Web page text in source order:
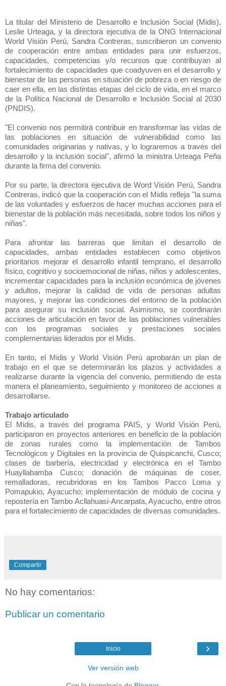
La titular del Ministerio de Desarrollo e Inclusión Social (Midis),
Leslie Urteaga, y la directora ejecutiva de la ONG Internacional
World Visión Perú, Sandra Contreras, suscribieron un convenio
de cooperación entre ambas entidades para unir esfuerzos,
capacidades, competencias y/o recursos que contribuyan al
fortalecimiento de capacidades que coadyuven en el desarrollo y
bienestar de las personas en situación de pobreza o en riesgo de
caer en ella, en las distintas etapas del ciclo de vida, en el marco
de la Política Nacional de Desarrollo e Inclusión Social al 2030
(PNDIS).
"El convenio nos permitirá contribuir en transformar las vidas de
las poblaciones en situación de vulnerabilidad como las
comunidades originarias y nativas, y lo lograremos a través del
desarrollo y la inclusión social", afirmó la ministra Urteaga Peña
durante la firma del convenio.
Por su parte, la directora ejecutiva de Word Visión Perú, Sandra
Contreras, indicó que la cooperación con el Midis refleja "la suma
de las voluntades y esfuerzos de hacer muchas acciones para el
bienestar de la población más necesitada, sobre todos los niños y
niñas".
Para afrontar las barreras que limitan el desarrollo de
capacidades, ambas entidades establecen como objetivos
prioritarios mejorar el desarrollo infantil temprano, el desarrollo
físico, cognitivo y socioemocional de niñas, niños y adolescentes,
incrementar capacidades para la inclusión económica de jóvenes
y adultos, mejorar la calidad de vida de personas adultas
mayores, y mejorar las condiciones del entorno de la población
para asegurar su inclusión social. Asimismo, se coordinarán
acciones de articulación en favor de las poblaciones vulnerables
con los programas sociales y prestaciones sociales
complementarias liderados por el Midis.
En tanto, el Midis y World Visión Perú aprobarán un plan de
trabajo en el que se determinarán los plazos y actividades a
realizarse durante la vigencia del convenio, permitiendo de esta
manera el planeamiento, seguimiento y monitoreo de acciones a
desarrollarse.
Trabajo articulado
El Midis, a través del programa PAIS, y World Visión Perú,
participaron en proyectos anteriores en beneficio de la población
de zonas rurales como la implementación de Tambos
Tecnológicos y Digitales en la provincia de Quispicanchi, Cusco;
clases de barbería, electricidad y electrónica en el Tambo
Huayllabamba Cusco; donación de máquinas de coser,
remalladoras, recubridoras en los Tambos Pacco Loma y
Pomapukio, Ayacucho; implementación de módulo de cocina y
repostería en Tambo Acllahuasi-Ancarpata, Ayacucho, entre otros
para el fortalecimiento de capacidades de diversas comunidades.
Compartir
No hay comentarios:
Publicar un comentario
›
Inicio
Ver versión web